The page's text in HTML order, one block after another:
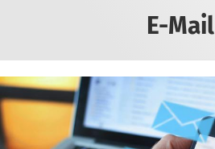
E-Mail